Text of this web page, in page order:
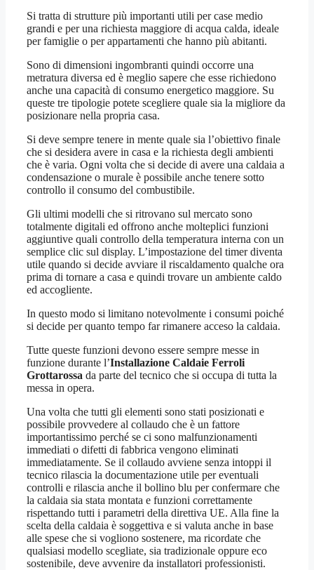
Si tratta di strutture più importanti utili per case medio
grandi e per una richiesta maggiore di acqua calda, ideale
per famiglie o per appartamenti che hanno più abitanti.
Sono di dimensioni ingombranti quindi occorre una
metratura diversa ed è meglio sapere che esse richiedono
anche una capacità di consumo energetico maggiore. Su
queste tre tipologie potete scegliere quale sia la migliore da
posizionare nella propria casa.
Si deve sempre tenere in mente quale sia l’obiettivo finale
che si desidera avere in casa e la richiesta degli ambienti
che è varia. Ogni volta che si decide di avere una caldaia a
condensazione o murale è possibile anche tenere sotto
controllo il consumo del combustibile.
Gli ultimi modelli che si ritrovano sul mercato sono
totalmente digitali ed offrono anche molteplici funzioni
aggiuntive quali controllo della temperatura interna con un
semplice clic sul display. L’impostazione del timer diventa
utile quando si decide avviare il riscaldamento qualche ora
prima di tornare a casa e quindi trovare un ambiente caldo
ed accogliente.
In questo modo si limitano notevolmente i consumi poiché
si decide per quanto tempo far rimanere acceso la caldaia.
Tutte queste funzioni devono essere sempre messe in
funzione durante l’Installazione Caldaie Ferroli
Grottarossa da parte del tecnico che si occupa di tutta la
messa in opera.
Una volta che tutti gli elementi sono stati posizionati e
possibile provvedere al collaudo che è un fattore
importantissimo perché se ci sono malfunzionamenti
immediati o difetti di fabbrica vengono eliminati
immediatamente. Se il collaudo avviene senza intoppi il
tecnico rilascia la documentazione utile per eventuali
controlli e rilascia anche il bollino blu per confermare che
la caldaia sia stata montata e funzioni correttamente
rispettando tutti i parametri della direttiva UE. Alla fine la
scelta della caldaia è soggettiva e si valuta anche in base
alle spese che si vogliono sostenere, ma ricordate che
qualsiasi modello scegliate, sia tradizionale oppure eco
sostenibile, deve avvenire da installatori professionisti.